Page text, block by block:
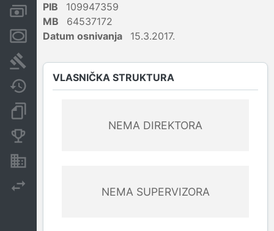
Računi i blokade
Menice i zaloge
Sudski sporovi
PIB
109947359
MB
64537172
Datum osnivanja
15.3.2017.
VLASNIČKA STRUKTURA
NEMA DIREKTORA
NEMA SUPERVIZORA